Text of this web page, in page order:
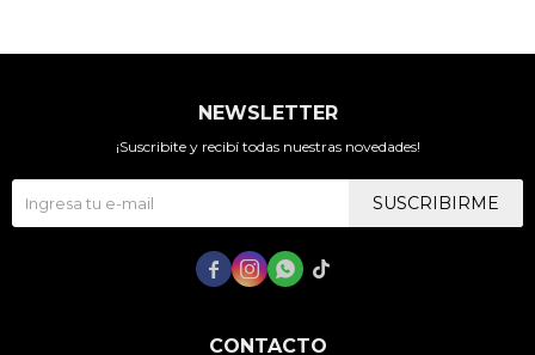
CONTACTO
NEWSLETTER
¡Suscribite y recibí todas nuestras novedades!
SUSCRIBIRME
   